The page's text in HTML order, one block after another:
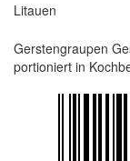
Litauen
Gerstengraupen
portioniert in